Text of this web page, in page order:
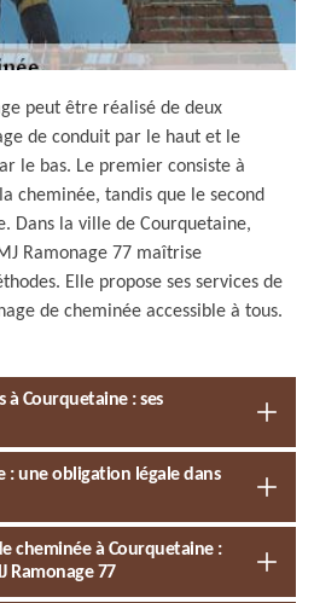
peut être réalisé de deux
de conduit par le haut et le
le bas. Le premier consiste à
cheminée, tandis que le second
Dans la ville de Courquetaine,
Ramonage 77 maîtrise
Elle propose ses services de
de cheminée accessible à tous.
à Courquetaine : ses
: une obligation légale dans
cheminée à Courquetaine :
Ramonage 77